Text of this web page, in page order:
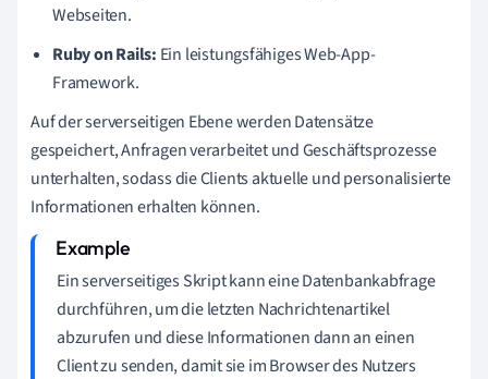
Webseiten.
Ruby on Rails: Ein leistungsfähiges Web-App-
Framework.
Auf der serverseitigen Ebene werden Datensätze
gespeichert, Anfragen verarbeitet und Geschäftsprozesse
unterhalten, sodass die Clients aktuelle und personalisierte
Informationen erhalten können.
Ein serverseitiges Skript kann eine Datenbankabfrage
durchführen, um die letzten Nachrichtenartikel
abzurufen und diese Informationen dann an einen
Client zu senden, damit sie im Browser des Nutzers